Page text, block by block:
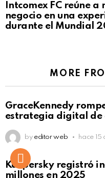
Intcomex FC reúne a
negocio en una
durante el Mundial
MORE
GraceKennedy
estrategia digital de
by editor web hace 15
Kaspersky registró
millones en 2025